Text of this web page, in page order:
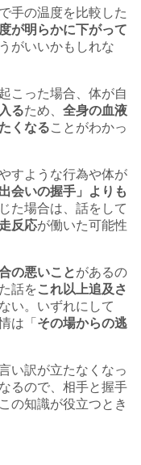
手の温度を比較した
が明らかに下がって
がいいかもしれな
こった場合、 体が自
るため、 全身の血液
くなることがわかっ
すような行為や体が
出会いの握手」よりも
た場合は、話をして
反応が働いた可能性
の悪いことがあるの
話を これ以上追及さ
い。いずれにして
は「 その場からの逃
い訳が立たなくなっ
るので、相手と握手
の知識が役立つとき